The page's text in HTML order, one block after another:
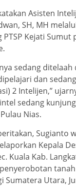
Asisten
SH, MH
Kejati Sumut
sedang ditelaah
dan
2 Intelijen,”
sedang
Nias.
Sugianto
Kepala
Kuala Kab.
Sumatera Utara,